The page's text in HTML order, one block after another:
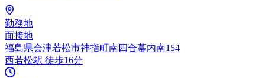
勤務地
面接地
福島県会津若松市神指町南四合幕内南154
西若松駅 徒歩16分